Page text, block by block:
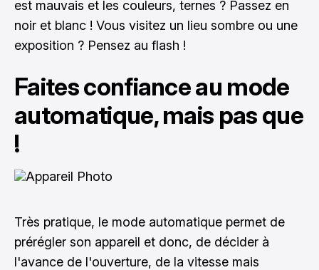
est mauvais et les couleurs, ternes ? Passez en
noir et blanc ! Vous visitez un lieu sombre ou une
exposition ? Pensez au flash !
Faites confiance au mode
automatique, mais pas que
!
Très pratique, le mode automatique permet de
prérégler son appareil et donc, de décider à
l'avance de l'ouverture, de la vitesse mais